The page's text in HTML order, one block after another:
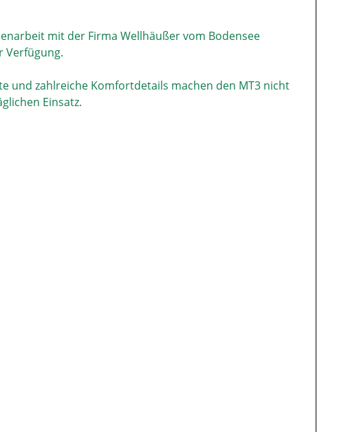
mit der Firma Wellhäußer vom Bodensee
Verfügung.
und zahlreiche Komfortdetails machen den MT3 nicht
Einsatz.